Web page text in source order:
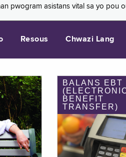
pwogram asistans vital sa yo pou
Resous Chwazi Lang
BALANS EBT
BENEFIT
TRANSFER)